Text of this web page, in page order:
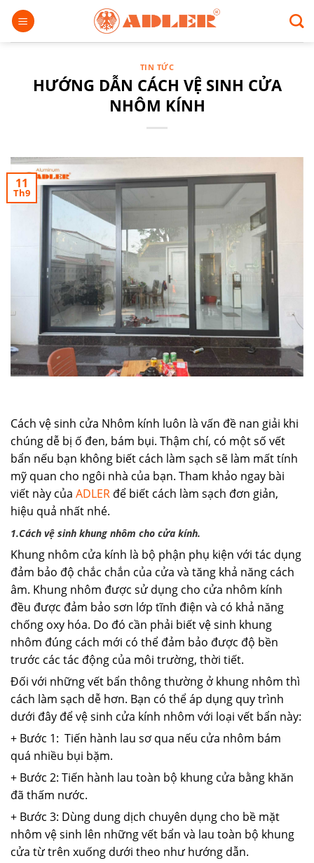
Chuyển
đến
nội
TIN TỨC
HƯỚNG DẪN CÁCH VỆ SINH CỬA
NHÔM KÍNH
11
Th9
Cách vệ sinh cửa Nhôm kính luôn là vấn đề nan giải khi
chúng dễ bị ố đen, bám bụi. Thậm chí, có một số vết
bẩn nếu bạn không biết cách làm sạch sẽ làm mất tính
mỹ quan cho ngôi nhà của bạn. Tham khảo ngay bài
viết này của ADLER để biết cách làm sạch đơn giản,
hiệu quả nhất nhé.
1.Cách vệ sinh khung nhôm cho cửa kính.
Khung nhôm cửa kính là bộ phận phụ kiện với tác dụng
đảm bảo độ chắc chắn của cửa và tăng khả năng cách
âm. Khung nhôm được sử dụng cho cửa nhôm kính
đều được đảm bảo sơn lớp tĩnh điện và có khả năng
chống oxy hóa. Do đó cần phải biết vệ sinh khung
nhôm đúng cách mới có thể đảm bảo được độ bền
trước các tác động của môi trường, thời tiết.
Đối với những vết bẩn thông thường ở khung nhôm thì
cách làm sạch dễ hơn. Bạn có thể áp dụng quy trình
dưới đây để vệ sinh cửa kính nhôm với loại vết bẩn này:
+ Bước 1: Tiến hành lau sơ qua nếu cửa nhôm bám
quá nhiều bụi bặm.
+ Bước 2: Tiến hành lau toàn bộ khung cửa bằng khăn
đã thấm nước.
+ Bước 3: Dùng dung dịch chuyên dụng cho bề mặt
nhôm vệ sinh lên những vết bẩn và lau toàn bộ khung
cửa từ trên xuống dưới theo như hướng dẫn.